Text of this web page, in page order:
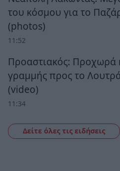
του κόσμου για το
(photos)
11:52
Προαστιακός: Προχωρά
γραμμής προς το
(video)
11:34
Δείτε όλες τις ειδήσεις